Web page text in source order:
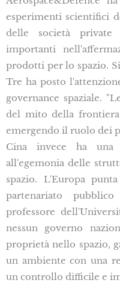
esperimenti scientifici
delle società
importanti
prodotti per lo spazio.
Tre ha posto
governance spaziale.
del mito della
emergendo il ruolo dei
Cina invece ha
all'egemonia delle
spazio. L'Europa
partenariato
professore
nessun governo
proprietà nello spazio,
un ambiente con una
un controllo difficile e